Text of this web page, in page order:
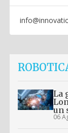
La
un
06